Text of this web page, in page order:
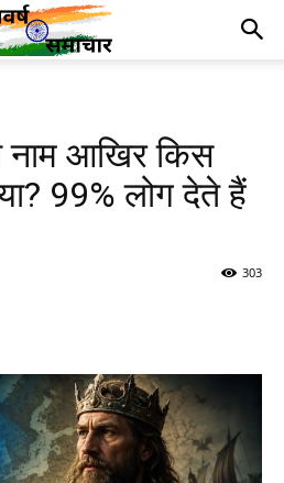
आखिर किस
99% लोग देते हैं
303